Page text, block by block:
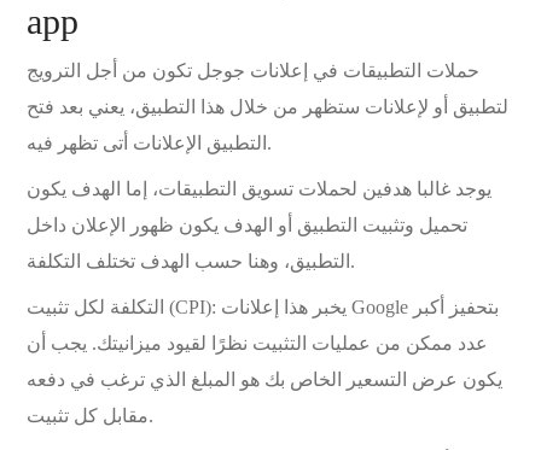
app
حملات التطبيقات في إعلانات جوجل تكون من أجل الترويج
لتطبيق أو لإعلانات ستظهر من خلال هذا التطبيق، يعني بعد فتح
التطبيق الإعلانات أتى تظهر فيه.
يوجد غالبا هدفين لحملات تسويق التطبيقات، إما الهدف يكون
تحميل وتثبيت التطبيق أو الهدف يكون ظهور الإعلان داخل
التطبيق، وهنا حسب الهدف تختلف التكلفة.
التكلفة لكل تثبيت (CPI): يخبر هذا إعلانات Google بتحفيز أكبر
عدد ممكن من عمليات التثبيت نظرًا لقيود ميزانيتك. يجب أن
يكون عرض التسعير الخاص بك هو المبلغ الذي ترغب في دفعه
مقابل كل تثبيت.